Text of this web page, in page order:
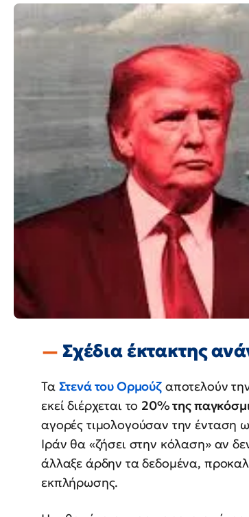
Σχέδια έκτακτης
Τα Στενά του Ορμούζαποτελούν
εκεί διέρχεται το 20% της
αγορές τιμολογούσαν την ένταση
Ιράν θα «ζήσει στην κόλαση» αν
άλλαξε άρδην τα δεδομένα,
εκπλήρωσης.